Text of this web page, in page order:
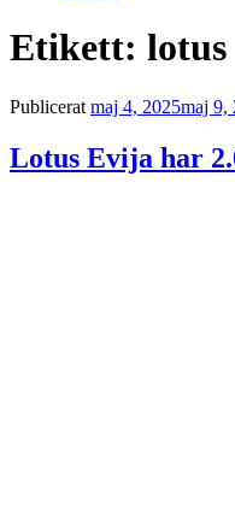
Etikett: lotus
Publicerat maj 4, 2025maj 9,
Lotus Evija har